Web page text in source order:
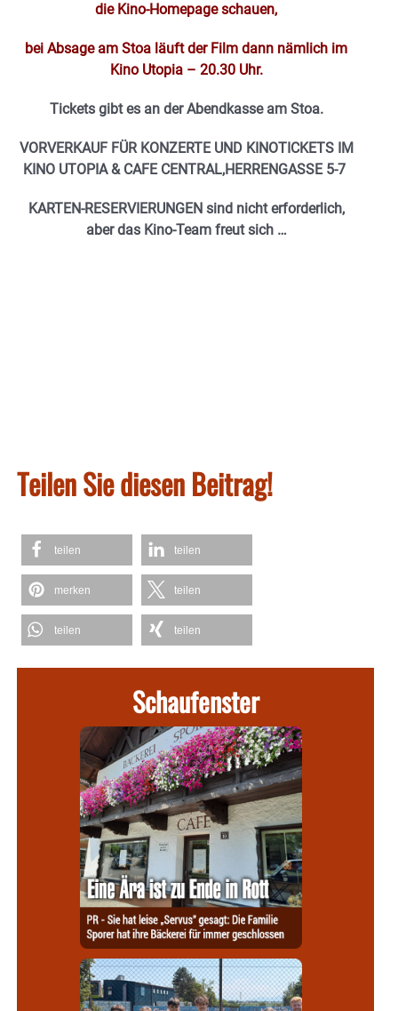
die Kino-Homepage schauen,
bei Absage am Stoa läuft der Film dann nämlich im
Kino Utopia – 20.30 Uhr.
Tickets gibt es an der Abendkasse am Stoa.
VORVERKAUF FÜR KONZERTE UND KINOTICKETS IM
KINO UTOPIA & CAFE CENTRAL,HERRENGASSE 5-7
KARTEN-RESERVIERUNGEN sind nicht erforderlich,
aber das Kino-Team freut sich …
Teilen Sie diesen Beitrag!
teilen teilen
merken teilen
teilen teilen
Schaufenster